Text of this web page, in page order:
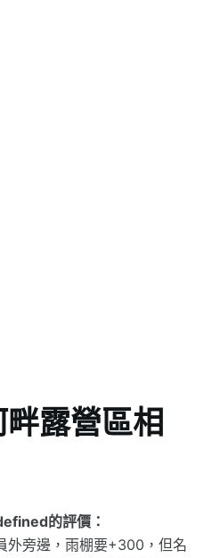
露營區相
的評價：
外旁邊，雨棚要+300，但名